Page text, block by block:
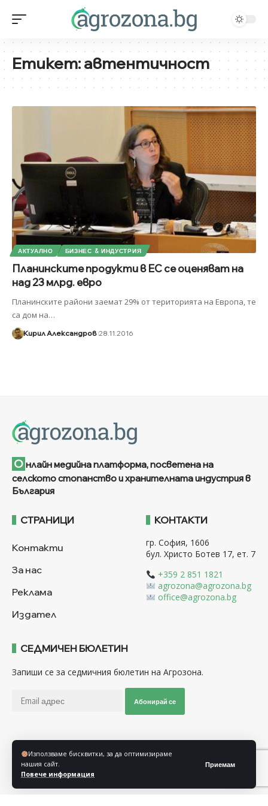
Използваме бисквитки, за да оптимизираме
нашия сайт.
Повече информация
Приемам
Етикет:автентичност
АКТУАЛНО БИЗНЕС & ИНДУСТРИЯ
Планинските продукти в ЕС се оценяват на
над 23 млрд. евро
Планинските райони заемат 29% от територията на Европа, те
са дом на…
Кирил Александров 28.11.2016
О нлайн медийна платформа, посветена на
селското стопанство и хранителната индустрия в
България
СТРАНИЦИ
Контакти
За нас
Реклама
Издател
КОНТАКТИ
гр. София, 1606
бул. Христо Ботев 17, ет. 7
+359 2 851 1821
agrozona@agrozona.bg
office@agrozona.bg
СЕДМИЧЕН БЮЛЕТИН
Запиши се за седмичния бюлетин на Агрозона.
Абонирай се
Последвайте ни